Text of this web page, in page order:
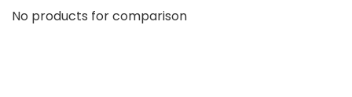
No products for comparison